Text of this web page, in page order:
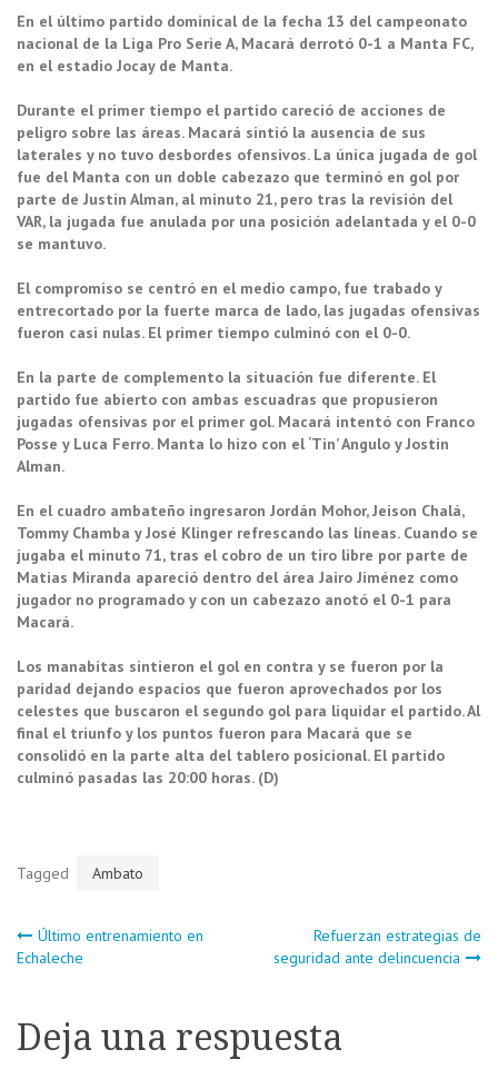
En el último partido dominical de la fecha 13 del campeonato
nacional de la Liga Pro Serie A, Macará derrotó 0-1 a Manta FC,
en el estadio Jocay de Manta.
Durante el primer tiempo el partido careció de acciones de
peligro sobre las áreas. Macará sintió la ausencia de sus
laterales y no tuvo desbordes ofensivos. La única jugada de gol
fue del Manta con un doble cabezazo que terminó en gol por
parte de Justin Alman, al minuto 21, pero tras la revisión del
VAR, la jugada fue anulada por una posición adelantada y el 0-0
se mantuvo.
El compromiso se centró en el medio campo, fue trabado y
entrecortado por la fuerte marca de lado, las jugadas ofensivas
fueron casi nulas. El primer tiempo culminó con el 0-0.
En la parte de complemento la situación fue diferente. El
partido fue abierto con ambas escuadras que propusieron
jugadas ofensivas por el primer gol. Macará intentó con Franco
Posse y Luca Ferro. Manta lo hizo con el ‘Tin’ Angulo y Jostin
Alman.
En el cuadro ambateño ingresaron Jordán Mohor, Jeison Chalá,
Tommy Chamba y José Klinger refrescando las líneas. Cuando se
jugaba el minuto 71, tras el cobro de un tiro libre por parte de
Matias Miranda apareció dentro del área Jairo Jiménez como
jugador no programado y con un cabezazo anotó el 0-1 para
Macará.
Los manabitas sintieron el gol en contra y se fueron por la
paridad dejando espacios que fueron aprovechados por los
celestes que buscaron el segundo gol para liquidar el partido. Al
final el triunfo y los puntos fueron para Macará que se
consolidó en la parte alta del tablero posicional. El partido
culminó pasadas las 20:00 horas. (D)
Tagged Ambato
Navegación
entradas
Último entrenamiento en
Echaleche
Refuerzan estrategias de
seguridad ante delincuencia
Deja una respuesta